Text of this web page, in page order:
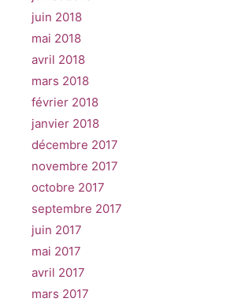
juin 2018
mai 2018
avril 2018
mars 2018
février 2018
janvier 2018
décembre 2017
novembre 2017
octobre 2017
septembre 2017
juin 2017
mai 2017
avril 2017
mars 2017